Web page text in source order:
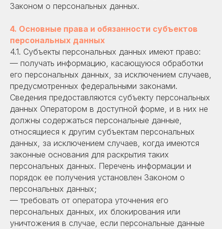
Законом о персональных данных.
4. Основные права и обязанности субъектов
персональных данных
4.1. Субъекты персональных данных имеют право:
— получать информацию, касающуюся обработки
его персональных данных, за исключением случаев,
предусмотренных федеральными законами.
Сведения предоставляются субъекту персональных
данных Оператором в доступной форме, и в них не
должны содержаться персональные данные,
относящиеся к другим субъектам персональных
данных, за исключением случаев, когда имеются
законные основания для раскрытия таких
персональных данных. Перечень информации и
порядок ее получения установлен Законом о
персональных данных;
— требовать от оператора уточнения его
персональных данных, их блокирования или
уничтожения в случае, если персональные данные